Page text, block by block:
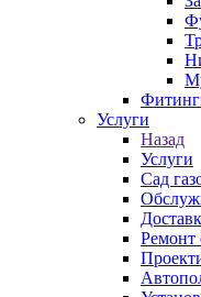
Услуги
Назад
Услуги
Сад
Ремонт